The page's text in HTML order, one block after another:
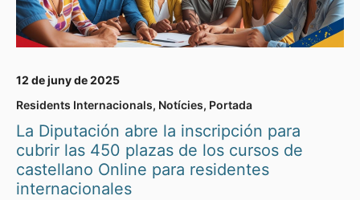
12 de juny de 2025
Residents Internacionals, Notícies, Portada
La Diputación abre la inscripción para
cubrir las 450 plazas de los cursos de
castellano Online para residentes
internacionales